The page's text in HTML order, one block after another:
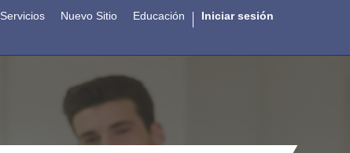
Servicios Nuevo Sitio Educación Iniciar sesión